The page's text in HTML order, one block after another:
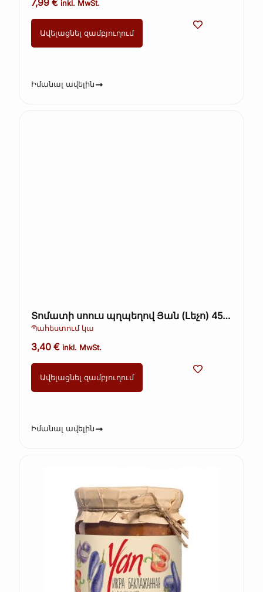
inkl. MwSt.
Ավելացնել զամբյուղում
Իմանալ ավելին
Տոմատի սոուս պղպեղով Յան (Լեչո) 450
գ
Պահեստում կա
3,40€ inkl. MwSt.
Ավելացնել զամբյուղում
Իմանալ ավելին